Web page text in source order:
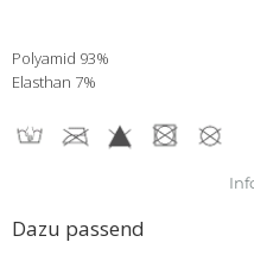
Polyamid 93%
Elasthan 7%
Dazu passend